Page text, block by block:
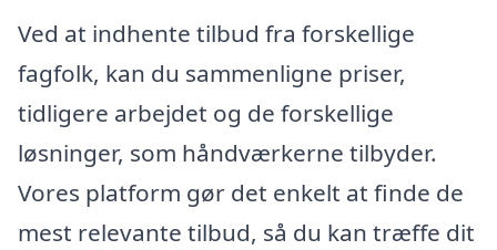
Ved at indhente tilbud fra forskellige
fagfolk, kan du sammenligne priser,
tidligere arbejdet og de forskellige
løsninger, som håndværkerne tilbyder.
Vores platform gør det enkelt at finde de
mest relevante tilbud, så du kan træffe dit